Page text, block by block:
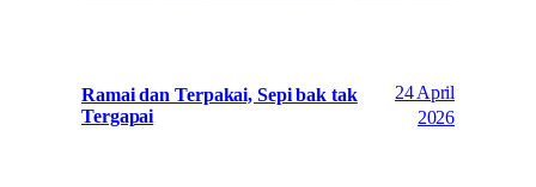
Ramai dan Terpakai, Sepi bak tak
Tergapai
24 April
2026